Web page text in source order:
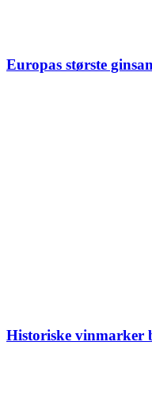
Europas største
Historiske vinmarker